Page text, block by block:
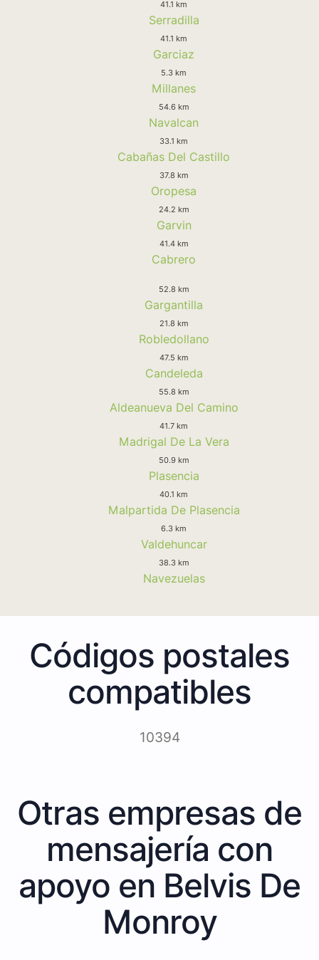
41.1 km
Serradilla
41.1 km
Garciaz
5.3 km
Millanes
54.6 km
Navalcan
33.1 km
Cabañas Del Castillo
37.8 km
Oropesa
24.2 km
Garvin
41.4 km
Cabrero
52.8 km
Gargantilla
21.8 km
Robledollano
47.5 km
Candeleda
55.8 km
Aldeanueva Del Camino
41.7 km
Madrigal De La Vera
50.9 km
Plasencia
40.1 km
Malpartida De Plasencia
6.3 km
Valdehuncar
38.3 km
Navezuelas
Códigos postales
compatibles
10394
Otras empresas de
mensajería con
apoyo en Belvis De
Monroy